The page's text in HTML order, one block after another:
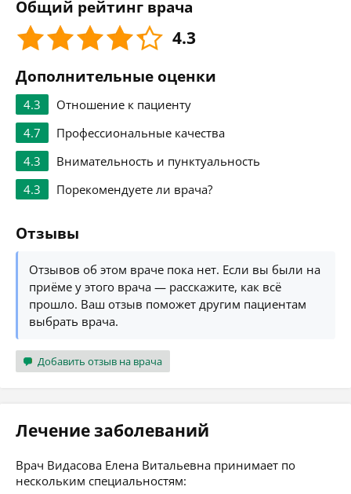
Общий рейтинг врача
4.3
Дополнительные оценки
4.3
Отношение к пациенту
4.7
Профессиональные качества
4.3
Внимательность и пунктуальность
4.3
Порекомендуете ли врача?
Отзывы
Отзывов об этом враче пока нет. Если вы были на
приёме у этого врача — расскажите, как всё
прошло. Ваш отзыв поможет другим пациентам
выбрать врача.
Добавить отзыв на врача
Лечение заболеваний
Врач Видасова Елена Витальевна принимает по
нескольким специальностям: